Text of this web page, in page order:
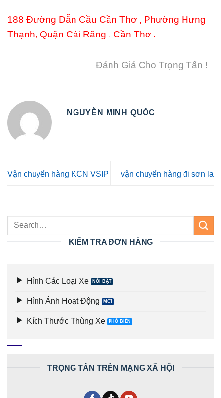
188 Đường Dẫn Cầu Cần Thơ , Phường Hưng
Thạnh, Quận Cái Răng , Cần Thơ .
Đánh Giá Cho Trọng Tấn !
NGUYỄN MINH QUỐC
Vận chuyển hàng KCN VSIP vận chuyển hàng đi sơn la
KIỂM TRA ĐƠN HÀNG
Hình Các Loại Xe
Hình Ảnh Hoạt Động
Kích Thước Thùng Xe
TRỌNG TẤN TRÊN MẠNG XÃ HỘI